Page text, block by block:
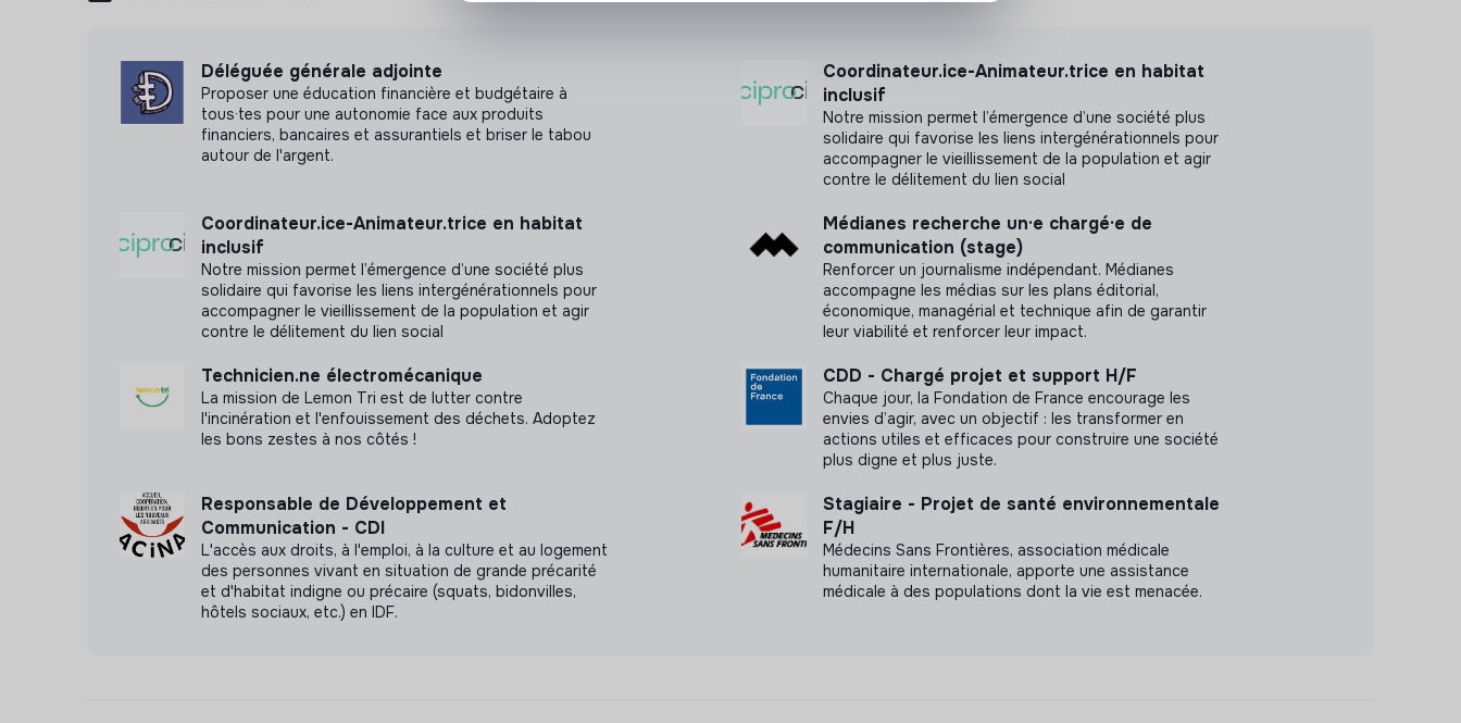
Déléguée générale adjointe
Proposer une éducation financière et budgétaire à
tous·tes pour une autonomie face aux produits
financiers, bancaires et assurantiels et briser le tabou
autour de l'argent.
Coordinateur.ice-Animateur.trice en habitat
inclusif
Notre mission permet l’émergence d’une société plus
solidaire qui favorise les liens intergénérationnels pour
accompagner le vieillissement de la population et agir
contre le délitement du lien social
Coordinateur.ice-Animateur.trice en habitat
inclusif
Notre mission permet l’émergence d’une société plus
solidaire qui favorise les liens intergénérationnels pour
accompagner le vieillissement de la population et agir
contre le délitement du lien social
Médianes recherche un·e chargé·e de
communication (stage)
Renforcer un journalisme indépendant. Médianes
accompagne les médias sur les plans éditorial,
économique, managérial et technique afin de garantir
leur viabilité et renforcer leur impact.
Technicien.ne électromécanique
La mission de Lemon Tri est de lutter contre
l'incinération et l'enfouissement des déchets. Adoptez
les bons zestes à nos côtés !
CDD - Chargé projet et support H/F
Chaque jour, la Fondation de France encourage les
envies d’agir, avec un objectif : les transformer en
actions utiles et efficaces pour construire une société
plus digne et plus juste.
Responsable de Développement et
Communication - CDI
L'accès aux droits, à l'emploi, à la culture et au logement
des personnes vivant en situation de grande précarité
et d'habitat indigne ou précaire (squats, bidonvilles,
hôtels sociaux, etc.) en IDF.
Stagiaire - Projet de santé environnementale
F/H
Médecins Sans Frontières, association médicale
humanitaire internationale, apporte une assistance
médicale à des populations dont la vie est menacée.